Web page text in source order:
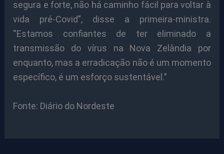
segura e forte, não há caminho fácil para voltar à
vida pré-Covid”, disse a primeira-ministra.
“Estamos confiantes de ter eliminado a
transmissão do vírus na Nova Zelândia por
enquanto, mas a erradicação não é um momento
específico, é um esforço sustentável.”
Fonte: Diário do Nordeste